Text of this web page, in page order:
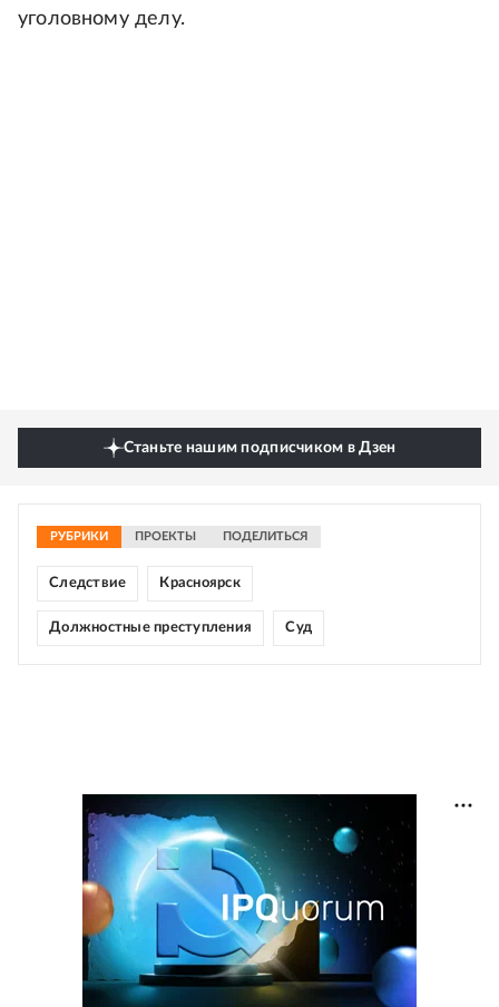
уголовному делу.
Станьте нашим подписчиком в Дзен
РУБРИКИ ПРОЕКТЫ ПОДЕЛИТЬСЯ
Следствие Красноярск
Должностные преступления Суд